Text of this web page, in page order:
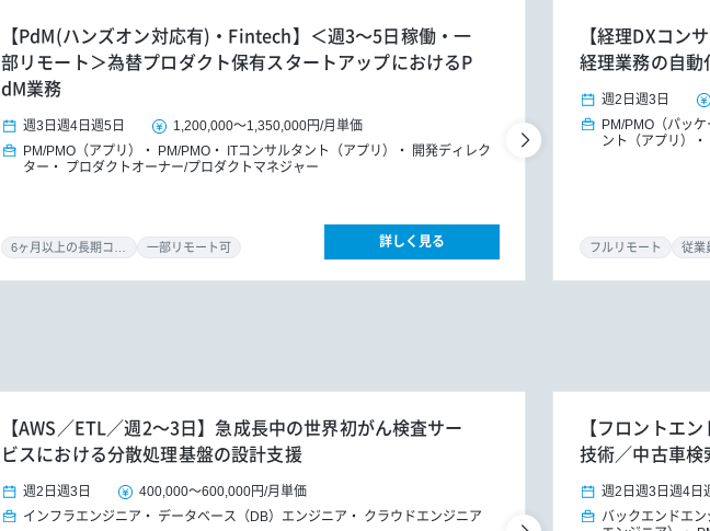
【PdM(ハンズオン対応有)・Fintech】＜週3～5日稼働・一
部リモート＞為替プロダクト保有スタートアップにおけるP
dM業務
週3日 週4日 週5日 1,200,000～1,350,000円/月単価
PM/PMO（アプリ）
PM/PMO ITコンサルタント（アプリ）
開発ディレク
ター
プロダクトオーナー/プロダクトマネジャー
一部リモート可 詳しく見る
【経理DXコン
経理業務の自動
週2日 週3日
PM/PMO（パッ
ント（アプリ）
フルリモート 従業
【AWS／ETL／週2～3日】急成長中の世界初がん検査サー
ビスにおける分散処理基盤の設計支援
週2日 週3日 400,000～600,000円/月単価
インフラエンジニア
データベース（DB）エンジニア クラウドエンジニア
【フロントエ
技術／中古車
週2日 週3日 週4日
バックエンドエン